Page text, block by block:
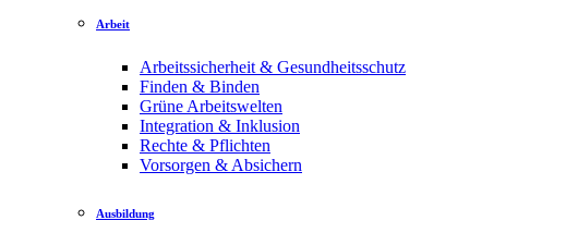
Arbeit
Arbeitssicherheit & Gesundheitsschutz
Finden & Binden
Grüne Arbeitswelten
Integration & Inklusion
Rechte & Pflichten
Vorsorgen & Absichern
Ausbildung